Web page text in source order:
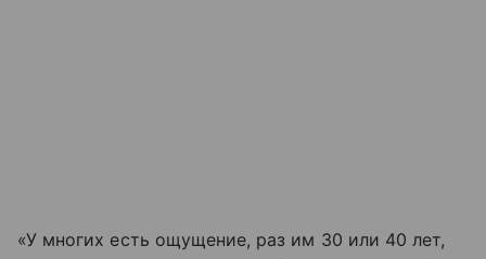
«У многих есть ощущение, раз им 30 или 40 лет,